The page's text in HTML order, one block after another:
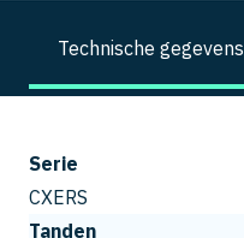
Technische gegevens
Serie
CXERS
Tanden